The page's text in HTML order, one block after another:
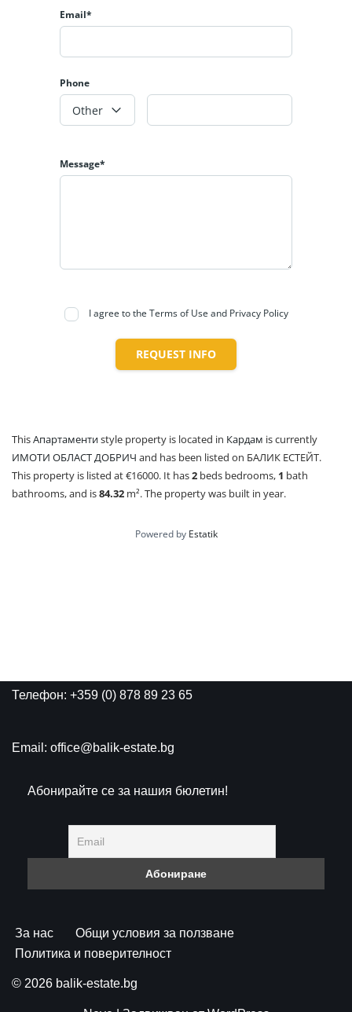
Email*
Phone
Other
Message*
I agree to the Terms of Use and Privacy Policy
REQUEST INFO
ThisАпартаментиstyle property is located in Кардам is currently
ИМОТИ ОБЛАСТ ДОБРИЧ and has been listed on БАЛИК ЕСТЕЙТ.
This property is listed at €16000. It has2 beds bedrooms, 1 bath
bathrooms, and is84.32 m². The property was built in year.
Powered by Estatik
Телефон: +359 (0) 878 89 23 65
Email: office@balik-estate.bg
Абонирайте се за нашия бюлетин!
За нас
Общи условия за ползване
Политика и поверителност
© 2026 balik-estate.bg